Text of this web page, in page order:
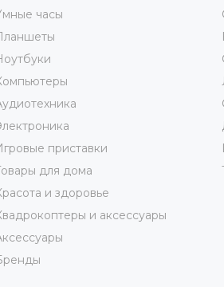
часы
приставки
для дома
и здоровье
и аксессуары